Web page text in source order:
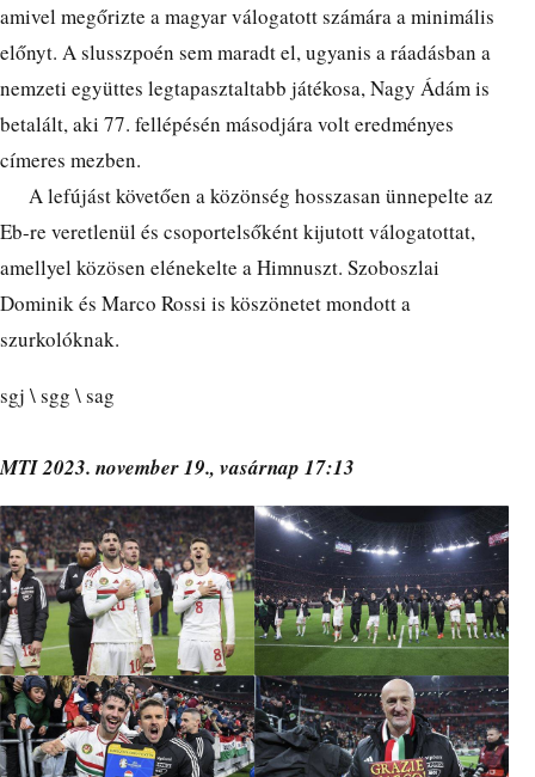
amivel megőrizte a magyar válogatott számára a minimális
előnyt. A slusszpoén sem maradt el, ugyanis a ráadásban a
nemzeti együttes legtapasztaltabb játékosa, Nagy Ádám is
betalált, aki 77. fellépésén másodjára volt eredményes
címeres mezben.
A lefújást követően a közönség hosszasan ünnepelte az
Eb-re veretlenül és csoportelsőként kijutott válogatottat,
amellyel közösen elénekelte a Himnuszt. Szoboszlai
Dominik és Marco Rossi is köszönetet mondott a
szurkolóknak.
sgj \ sgg \ sag
MTI 2023. november 19., vasárnap 17:13